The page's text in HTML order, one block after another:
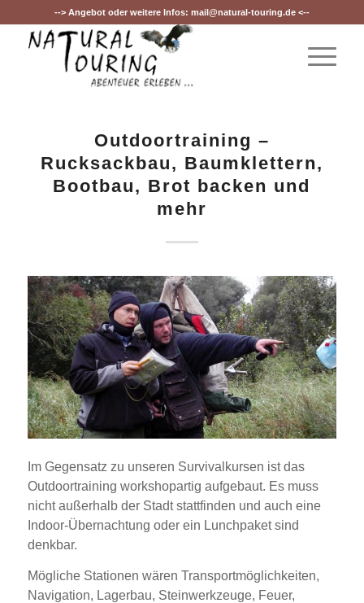
--> Angebot oder weitere Infos: mail@natural-touring.de<--
Outdoortraining –
Rucksackbau, Baumklettern,
Bootbau, Brot backen und
mehr
Im Gegensatz zu unseren Survivalkursen ist das
Outdoortraining workshopartig aufgebaut. Es muss
nicht außerhalb der Stadt stattfinden und auch eine
Indoor-Übernachtung oder ein Lunchpaket sind
denkbar.
Mögliche Stationen wären Transportmöglichkeiten,
Navigation, Lagerbau, Steinwerkzeuge, Feuer,